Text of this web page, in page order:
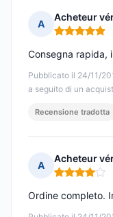
A
Acheteur
Nota: 5 su 5
Pubblicato il 24/11/
a seguito di un
Consegna rapida,
Recensione tradotta
A
Acheteur
Nota: 4 su 5
Ordine completo.